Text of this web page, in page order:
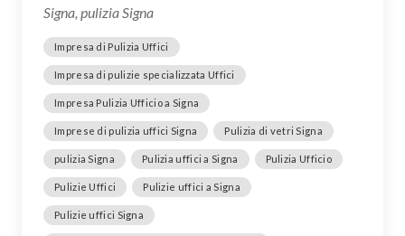
Signa, pulizia Signa
Impresa di Pulizia Uffici
Impresa di pulizie specializzata Uffici
Impresa Pulizia Ufficio a Signa
Imprese di pulizia uffici Signa Pulizia di vetri Signa
pulizia Signa Pulizia uffici a Signa Pulizia Ufficio
Pulizie Uffici Pulizie uffici a Signa
Pulizie uffici Signa